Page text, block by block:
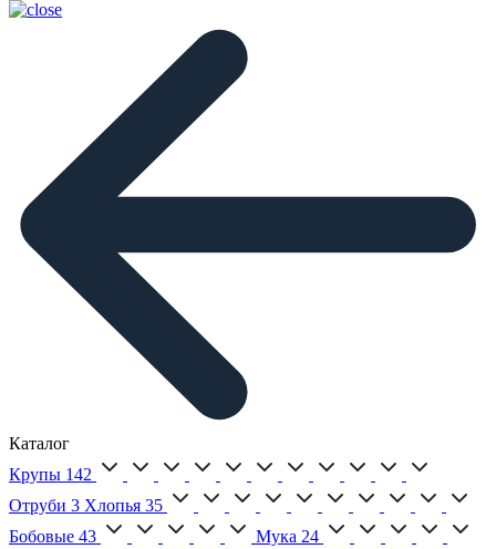
Каталог
Крупы 142
Отруби 3 Хлопья 35
Бобовые 43 Мука 24